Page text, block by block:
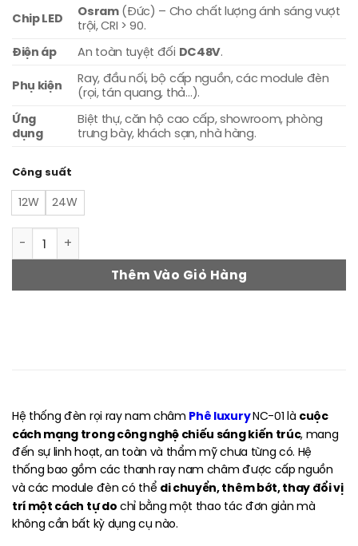
Chip LED Osram(Đức) – Cho chất lượng ánh sáng vượt
trội, CRI > 90.
Điện áp An toàn tuyệt đối DC48V.
Phụ kiện
Ray, đầu nối, bộ cấp nguồn, các module đèn
(rọi, tán quang, thả…).
Ứng
dụng
Biệt thự, căn hộ cao cấp, showroom, phòng
trưng bày, khách sạn, nhà hàng.
Công suất
12W
24W
Đèn rọi ray nam châm PHE NC-01 số lượng
Thêm Vào Giỏ Hàng
Hệ thống đèn rọi ray nam châm Phê luxuryNC-01 là cuộc
cách mạng trong công nghệ chiếu sáng kiến trúc, mang
đến sự linh hoạt, an toàn và thẩm mỹ chưa từng có. Hệ
thống bao gồm các thanh ray nam châm được cấp nguồn
và các module đèn có thể di chuyển, thêm bớt, thay đổi vị
trí một cách tự dochỉ bằng một thao tác đơn giản mà
không cần bất kỳ dụng cụ nào.